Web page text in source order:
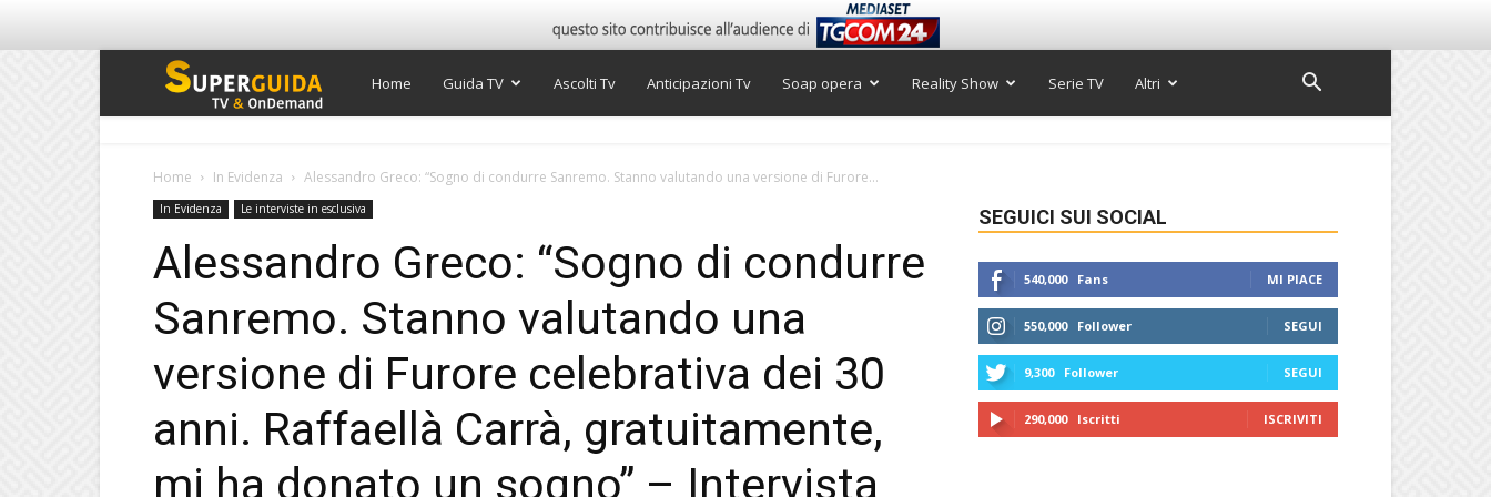
Super
TV
Home Guida TV Ascolti Tv Anticipazioni Tv Soap opera Reality Show Serie TV Altri
Home In Evidenza Alessandro Greco: “Sogno di condurre Sanremo. Stanno valutando una versione di Furore...
In Evidenza Le interviste in esclusiva
Alessandro Greco: “Sogno di condurre
Sanremo. Stanno valutando una
versione di Furore celebrativa dei 30
anni. Raffaellà Carrà, gratuitamente,
mi ha donato un sogno” – Intervista
SEGUICI SUI SOCIAL
540,000 Fans MI PIACE
550,000 Follower SEGUI
9,300 Follower SEGUI
290,000 Iscritti ISCRIVITI